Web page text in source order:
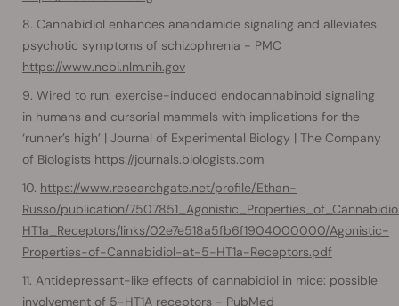
Cannabidiol enhances anandamide signaling and alleviates
psychotic symptoms of schizophrenia - PMC
https://www.ncbi.nlm.nih.gov
Wired to run: exercise-induced endocannabinoid signaling
in humans and cursorial mammals with implications for the
‘runner’s high’ | Journal of Experimental Biology | The Company
of Biologists https://journals.biologists.com
https://www.researchgate.net/profile/Ethan-
Russo/publication/
HT1a_Receptors/links/02e7e518a5fb6f1904000000/Agonistic-
Properties-of-Cannabidiol-at-5-HT1a-Receptors.pdf
Antidepressant-like effects of cannabidiol in mice: possible
involvement of 5-HT1A receptors - PubMed